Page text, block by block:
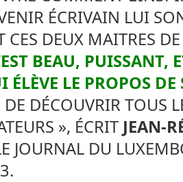
ÉCRIVAIN LUI
CES DEUX MAITRES
BEAU, PUISSANT,
LE PROPOS
DÉCOUVRIR TOUS
», ÉCRIT JEAN-
JOURNAL DU